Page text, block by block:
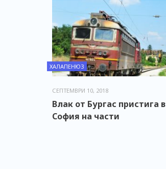
ХАЛАПЕНЮЗ
СЕПТЕМВРИ 10, 2018
Влак от Бургас пристига в
София на части